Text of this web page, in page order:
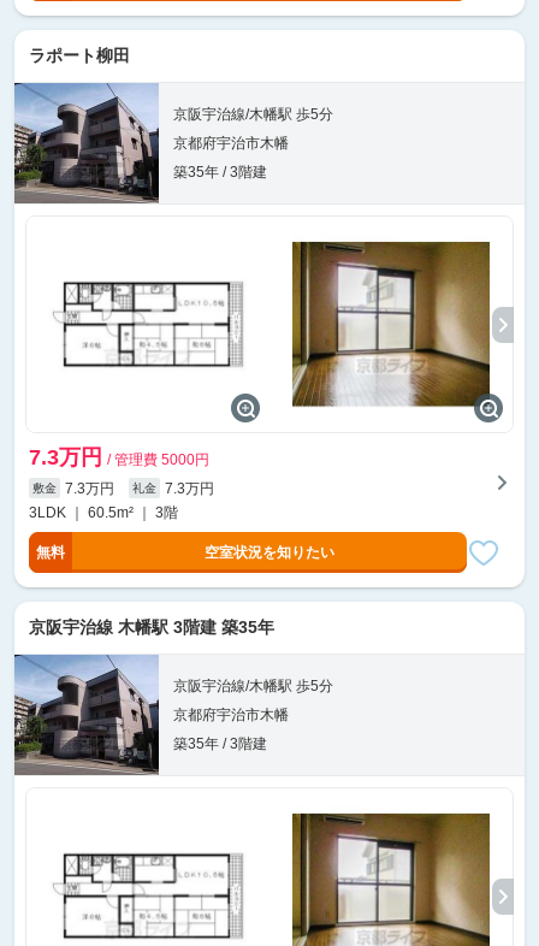
ラポート柳田
京阪宇治線/木幡駅 歩5分
京都府宇治市木幡
築35年 / 3階建
7.3万円 / 管理費 5000円
敷金 7.3万円 礼金
7.3万円
3LDK ｜ 60.5m² ｜ 3階
無料 空室状況を知りたい
京阪宇治線 木幡駅 3階建 築35年
京阪宇治線/木幡駅 歩5分
京都府宇治市木幡
築35年 / 3階建